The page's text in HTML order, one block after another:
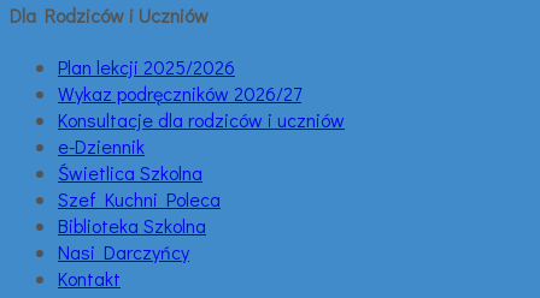
Dla Rodziców i Uczniów
Plan lekcji 2025/2026
Wykaz podręczników 2026/27
Konsultacje dla rodziców i uczniów
e-Dziennik
Świetlica Szkolna
Szef Kuchni Poleca
Biblioteka Szkolna
Nasi Darczyńcy
Kontakt